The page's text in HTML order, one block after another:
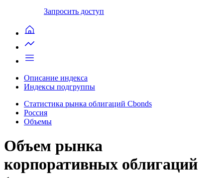
Запросить доступ
Описание индекса
Индексы подгруппы
Статистика рынка облигаций Cbonds
Россия
Объемы
Объем рынка
корпоративных облигаций